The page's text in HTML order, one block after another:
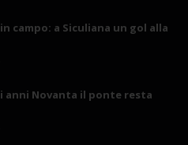
campo: a Siculiana un gol alla
anni Novanta il ponte resta